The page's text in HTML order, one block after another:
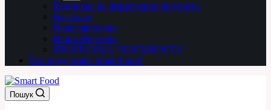
Подписка на фермерские продукты
Контакти
Наши заповеди
Наши Фермеры
ПРОГРАММА ЛОЯЛЬНОСТИ
Что предлагает Smart Food?
Пошук